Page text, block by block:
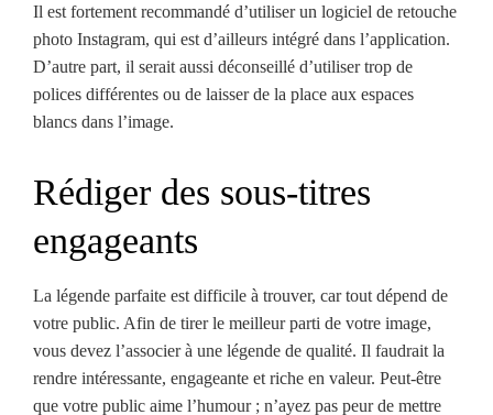
Il est fortement recommandé d’utiliser un logiciel de retouche
photo Instagram, qui est d’ailleurs intégré dans l’application.
D’autre part, il serait aussi déconseillé d’utiliser trop de
polices différentes ou de laisser de la place aux espaces
blancs dans l’image.
Rédiger des sous-titres
engageants
La légende parfaite est difficile à trouver, car tout dépend de
votre public. Afin de tirer le meilleur parti de votre image,
vous devez l’associer à une légende de qualité. Il faudrait la
rendre intéressante, engageante et riche en valeur. Peut-être
que votre public aime l’humour ; n’ayez pas peur de mettre